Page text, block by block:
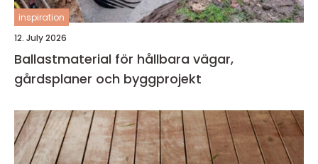
inspiration
12. July 2026
Ballastmaterial för hållbara vägar,
gårdsplaner och byggprojekt